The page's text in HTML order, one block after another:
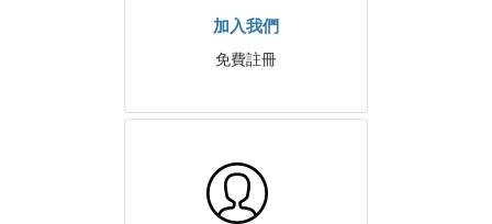
加入我們
免費註冊